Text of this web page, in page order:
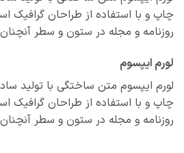
و با استفاده از طراحان گرافیک است.
و مجله در ستون و سطر آنچنان که
ایپسوم
ایپسوم متن ساختگی با تولید سادگی
و با استفاده از طراحان گرافیک است.
و مجله در ستون و سطر آنچنان که